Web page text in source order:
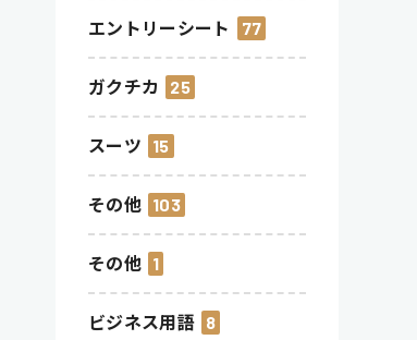
エントリーシート 77
ガクチカ 25
スーツ 15
その他 103
その他 1
ビジネス用語 8